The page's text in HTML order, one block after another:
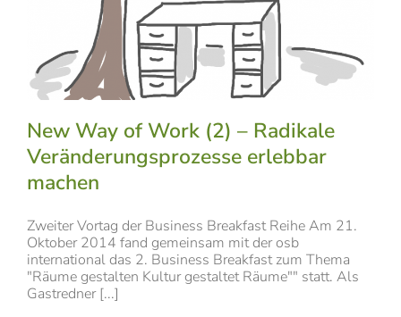
New Way of Work (2) – Radikale
Veränderungsprozesse erlebbar
machen
Zweiter Vortag der Business Breakfast Reihe Am 21.
Oktober 2014 fand gemeinsam mit der osb
international das 2. Business Breakfast zum Thema
"Räume gestalten Kultur gestaltet Räume"" statt. Als
Gastredner [...]